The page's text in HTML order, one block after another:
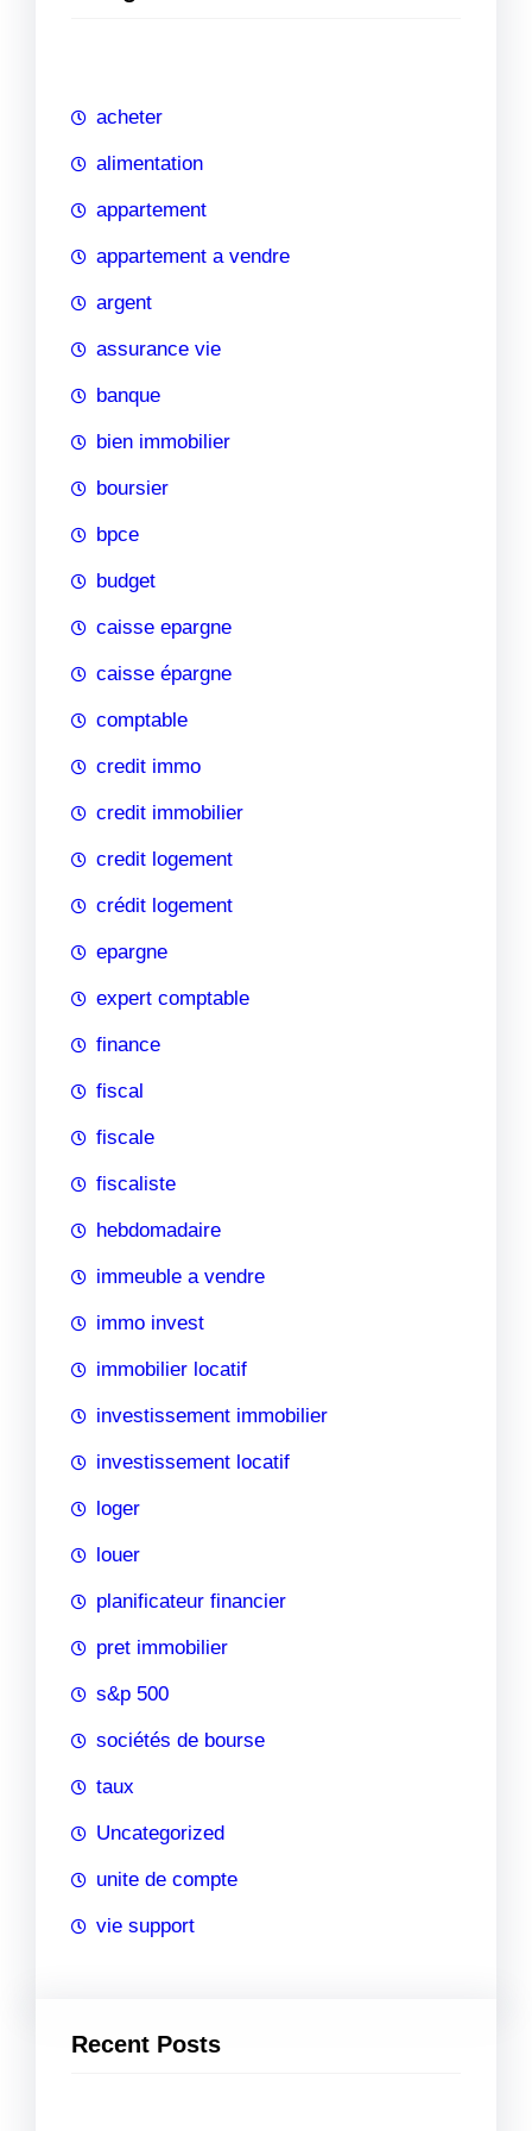
h
acheter
alimentation
appartement
appartement a vendre
argent
assurance vie
banque
bien immobilier
boursier
bpce
budget
caisse epargne
caisse épargne
comptable
credit immo
credit immobilier
credit logement
crédit logement
epargne
expert comptable
finance
fiscal
fiscale
fiscaliste
hebdomadaire
immeuble a vendre
immo invest
immobilier locatif
investissement immobilier
investissement locatif
loger
louer
planificateur financier
pret immobilier
s&p 500
sociétés de bourse
taux
Uncategorized
unite de compte
vie support
Recent Posts